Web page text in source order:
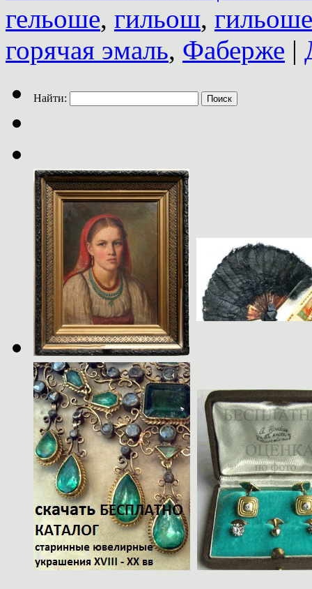
гельоше, гильош, гильоше
горячая эмаль, Фаберже |
Найти: